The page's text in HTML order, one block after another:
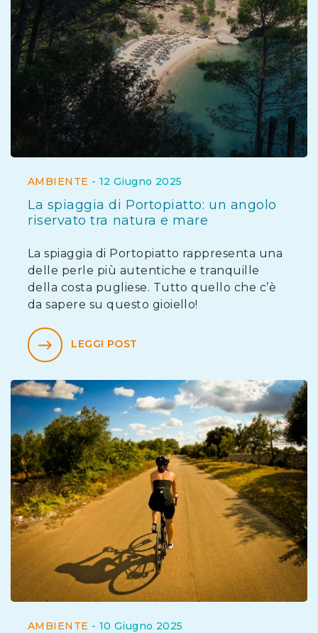
AMBIENTE - 12 Giugno 2025
La spiaggia di Portopiatto: un angolo
riservato tra natura e mare
La spiaggia di Portopiatto rappresenta una
delle perle più autentiche e tranquille
della costa pugliese. Tutto quello che c’è
da sapere su questo gioiello!
LEGGI POST
AMBIENTE - 10 Giugno 2025